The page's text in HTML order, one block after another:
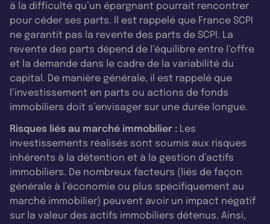
à la difficulté qu’un épargnant pourrait rencontrer
pour céder ses parts. Il est rappelé que France SCPI
ne garantit pas la revente des parts de SCPI. La
revente des parts dépend de l’équilibre entre l’offre
et la demande dans le cadre de la variabilité du
capital. De manière générale, il est rappelé que
l’investissement en parts ou actions de fonds
immobiliers doit s’envisager sur une durée longue.
Risques liés au marché immobilier : Les
investissements réalisés sont soumis aux risques
inhérents à la détention et à la gestion d’actifs
immobiliers. De nombreux facteurs (liés de façon
générale à l’économie ou plus spécifiquement au
marché immobilier) peuvent avoir un impact négatif
sur la valeur des actifs immobiliers détenus. Ainsi,